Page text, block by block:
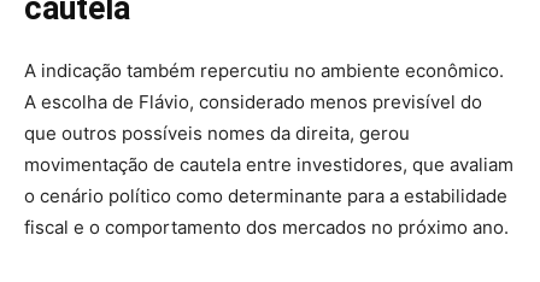
cautela
A indicação também repercutiu no ambiente econômico.
A escolha de Flávio, considerado menos previsível do
que outros possíveis nomes da direita, gerou
movimentação de cautela entre investidores, que avaliam
o cenário político como determinante para a estabilidade
fiscal e o comportamento dos mercados no próximo ano.